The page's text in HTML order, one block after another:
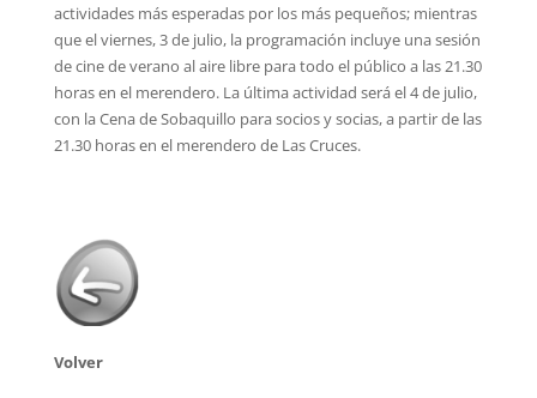
actividades más esperadas por los más pequeños; mientras
que el viernes, 3 de julio, la programación incluye una sesión
de cine de verano al aire libre para todo el público a las 21.30
horas en el merendero. La última actividad será el 4 de julio,
con la Cena de Sobaquillo para socios y socias, a partir de las
21.30 horas en el merendero de Las Cruces.
Volver